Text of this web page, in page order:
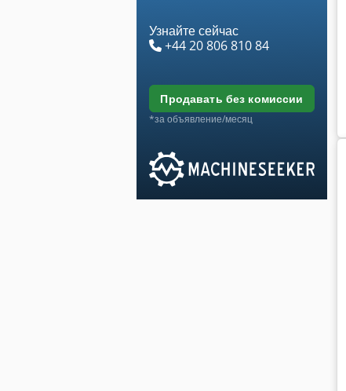
Узнайте сейчас
+44 20 806 810 84
продавать без комиссии
*за объявление/месяц